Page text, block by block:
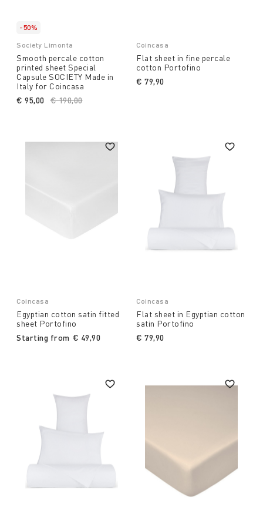
-50%
Society Limonta
Smooth percale cotton
printed sheet Special
Capsule SOCIETY Made in
Italy for Coincasa
Price reduced from
€ 190,00to
€ 95,00
Coincasa
Flat sheet in fine percale
cotton Portofino
€ 79,90
Coincasa
Egyptian cotton satin fitted
sheet Portofino
Starting from € 49,90
Coincasa
Flat sheet in Egyptian cotton
satin Portofino
€ 79,90